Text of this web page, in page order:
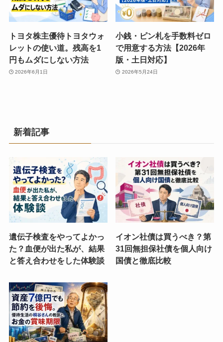
トヨタ株主優待トヨタウォ
レットの使い道。残高を1
円もムダにしない方法
2026年6月1日
小銭・ピン札を手数料ゼロ
で用意する方法【2026年
版・土日対応】
2026年5月24日
新着記事
遺伝子検査をやってよかっ
た？血便が出た私が、結果
と答え合わせをした体験談
イオン社債は買うべき？第
31回無担保社債を個人向け
国債と徹底比較